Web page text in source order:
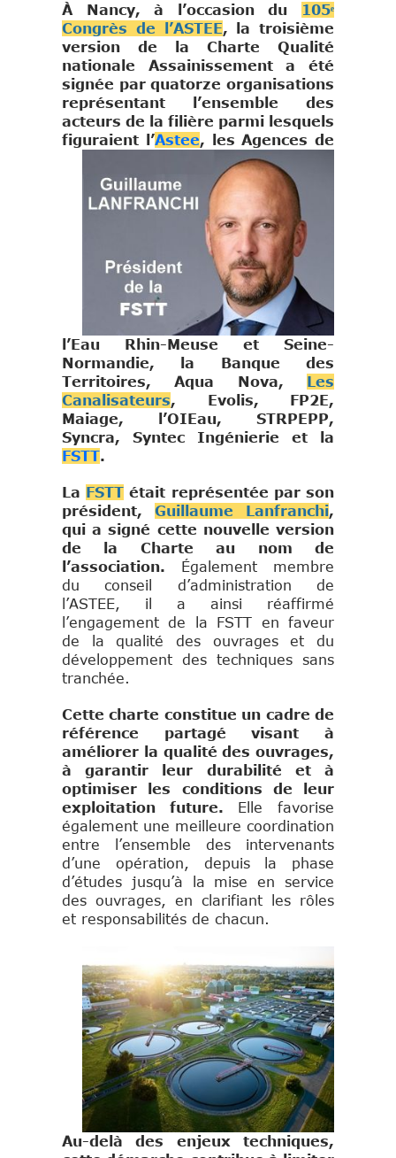
À Nancy, à l’occasion du
105ᵉ
Congrès de l’ASTEE, la troisième
version de la Charte Qualité
nationale Assainissement a été
signée par quatorze organisations
représentant l’ensemble des
acteurs de la filière parmi lesquels
figuraient l’Astee, lesAgences de
l’Eau Rhin-Meuse et Seine-
Normandie, la Banque des
Territoires, Aqua Nova, Les
Canalisateurs, Evolis, FP2E,
Maiage, l’OIEau, STRPEPP,
Syncra, Syntec Ingénierie et la
FSTT.
La FSTT était représentée par son
président, Guillaume Lanfranchi,
qui a signé cette nouvelle version
de la Charte au nom de
l’association. Également membre
du conseil d’administration de
l’ASTEE, il a ainsi réaffirmé
l’engagement de la FSTT en faveur
de la qualité des ouvrages et du
développement des techniques sans
tranchée.
Cette charte constitue un cadre de
référence partagé visant à
améliorer la qualité des ouvrages,
à garantir leur durabilité et à
optimiser les conditions de leur
exploitation future. Elle favorise
également une meilleure coordination
entre l’ensemble des intervenants
d’une opération, depuis la phase
d’études jusqu’à la mise en service
des ouvrages, en clarifiant les rôles
et responsabilités de chacun.
Au-delà des enjeux techniques,